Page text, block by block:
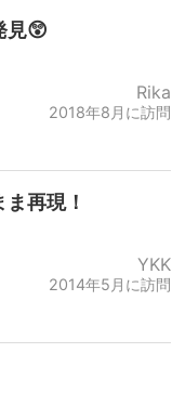
見😲
Rika
2018年8月に訪問
再現！
YKK
2014年5月に訪問